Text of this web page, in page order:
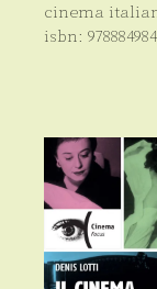
cinema
isbn: